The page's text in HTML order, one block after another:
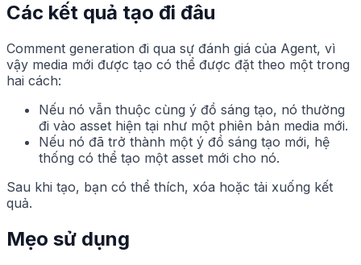
Các kết quả tạo đi đâu
Comment generation đi qua sự đánh giá của Agent, vì
vậy media mới được tạo có thể được đặt theo một trong
hai cách:
Nếu nó vẫn thuộc cùng ý đồ sáng tạo, nó thường
đi vào asset hiện tại như một phiên bản media mới.
Nếu nó đã trở thành một ý đồ sáng tạo mới, hệ
thống có thể tạo một asset mới cho nó.
Sau khi tạo, bạn có thể thích, xóa hoặc tải xuống kết
quả.
Mẹo sử dụng